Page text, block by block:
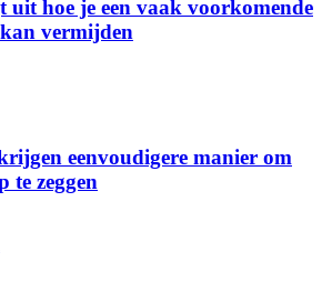
uit hoe je een vaak voorkomende
vermijden
eenvoudigere manier om
te zeggen